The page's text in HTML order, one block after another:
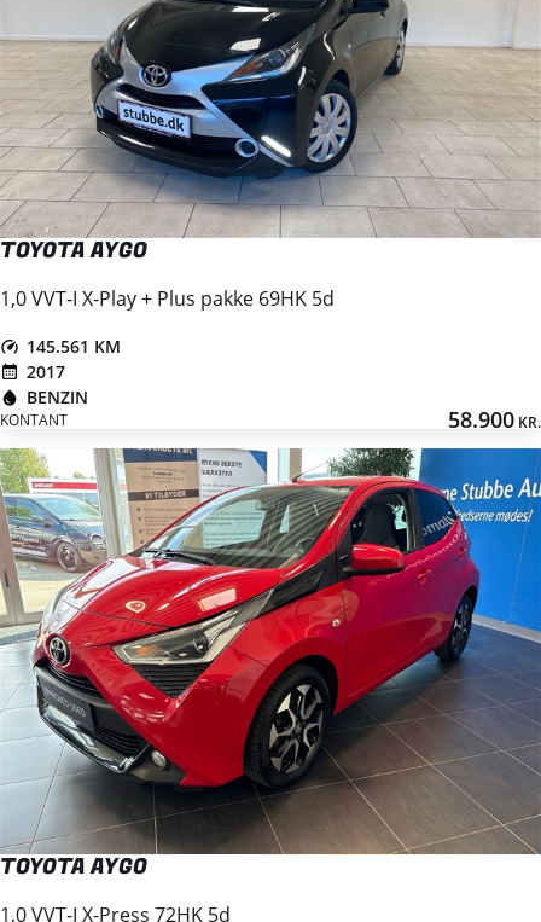
TOYOTA AYGO
1,0 VVT-I X-Play + Plus pakke 69HK 5d
145.561 KM
2017
BENZIN
KONTANT 58.900 KR.
TOYOTA AYGO
1,0 VVT-I X-Press 72HK 5d